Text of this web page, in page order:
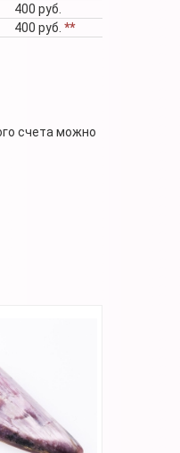
400 руб.
400 руб. **
счета можно